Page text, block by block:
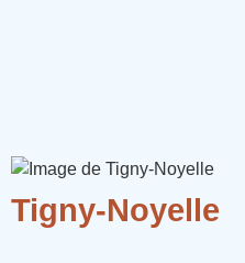
Tigny-Noyelle